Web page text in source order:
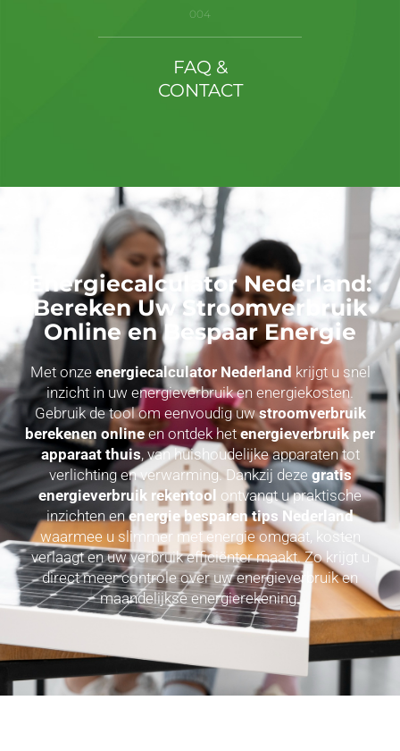
004
FAQ &
CONTACT
Energiecalculator Nederland:
Bereken Uw Stroomverbruik
Online en Bespaar Energie
Met onze energiecalculator Nederland krijgt u snel
inzicht in uw energieverbruik en energiekosten.
Gebruik de tool om eenvoudig uwstroomverbruik
berekenen online en ontdek hetenergieverbruik per
apparaat thuis, van huishoudelijke apparaten tot
verlichting en verwarming. Dankzij deze gratis
energieverbruik rekentool ontvangt u praktische
inzichten enenergie besparen tips Nederland
waarmee u slimmer met energie omgaat, kosten
verlaagt en uw verbruik efficiënter maakt. Zo krijgt u
direct meer controle over uw energieverbruik en
maandelijkse energierekening.